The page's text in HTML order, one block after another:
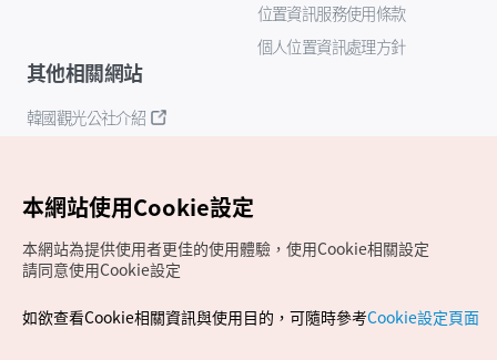
位置資訊服務使用條款
個人位置資訊處理方針
其他相關網站
韓國觀光公社介紹
Copyrights (c) 韓國觀光公社版權所有
本網站使用Cookie設定
本網站為提供使用者更佳的使用體驗，使用Cookie相關設定
請同意使用Cookie設定
如欲查看Cookie相關資訊與使用目的，可隨時參考Cookie設定頁面